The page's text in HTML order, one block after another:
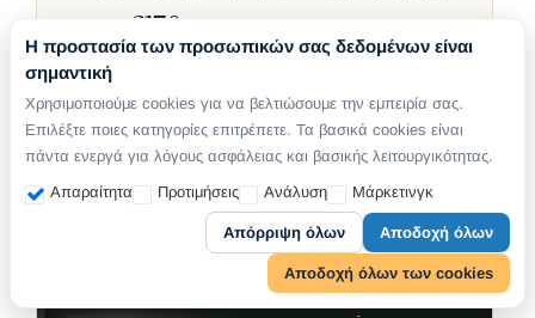
κανείς όποτε χρειαστεί. Περιλαμβάνει ένα
υπνοδωμάτιο και μπάνιο,...
από €170
/Διανυκτέρευση
ΠΛΗΡΟΦΟΡΊΕΣ
Φιλικό προς την οικογένεια
Παραθαλάσσιες διακοπές
Η προστασία των προσωπικών σας δεδομένων είναι
σημαντική
Χρησιμοποιούμε cookies για να βελτιώσουμε την εμπειρία σας.
Επιλέξτε ποιες κατηγορίες επιτρέπετε. Τα βασικά cookies είναι
πάντα ενεργά για λόγους ασφάλειας και βασικής λειτουργικότητας.
Απαραίτητα
Προτιμήσεις Ανάλυση Μάρκετινγκ
Απόρριψη όλων Αποδοχή όλων
Αποδοχή όλων των cookies